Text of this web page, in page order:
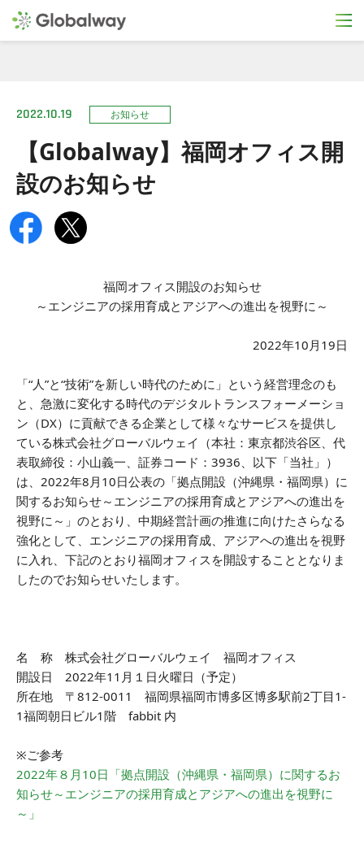
【Globalway】福岡オフィス開
設のお知らせ
2022.10.19 お知らせ
福岡オフィス開設のお知らせ
～エンジニアの採用育成とアジアへの進出を視野に～
2022年10月19日
「“人”と“技術”を新しい時代のために」という経営理念のも
と、急激に変化する時代のデジタルトランスフォーメーショ
ン（DX）に貢献できる企業として様々なサービスを提供し
ている株式会社グローバルウェイ（本社：東京都渋谷区、代
表取締役：小山義一、証券コード：3936、以下「当社」）
は、2022年8月10日公表の「拠点開設（沖縄県・福岡県）に
関するお知らせ～エンジニアの採用育成とアジアへの進出を
視野に～」のとおり、中期経営計画の推進に向けたさらなる
強化として、エンジニアの採用育成、アジアへの進出を視野
に入れ、下記のとおり福岡オフィスを開設することとなりま
したのでお知らせいたします。
名 称 株式会社グローバルウェイ 福岡オフィス
開設日 2022年11月１日火曜日（予定）
所在地 〒812-0011 福岡県福岡市博多区博多駅前2丁目1-
1福岡朝日ビル1階 fabbit 内
※ご参考
2022年８月10日「拠点開設（沖縄県・福岡県）に関するお
知らせ～エンジニアの採用育成とアジアへの進出を視野に
～」